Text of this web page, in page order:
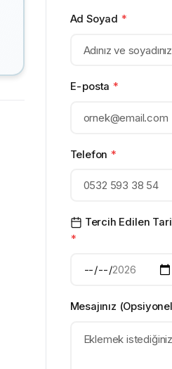
Ad Soyad *
E-posta *
Telefon *
Tercih Edilen
*
Mesajınız